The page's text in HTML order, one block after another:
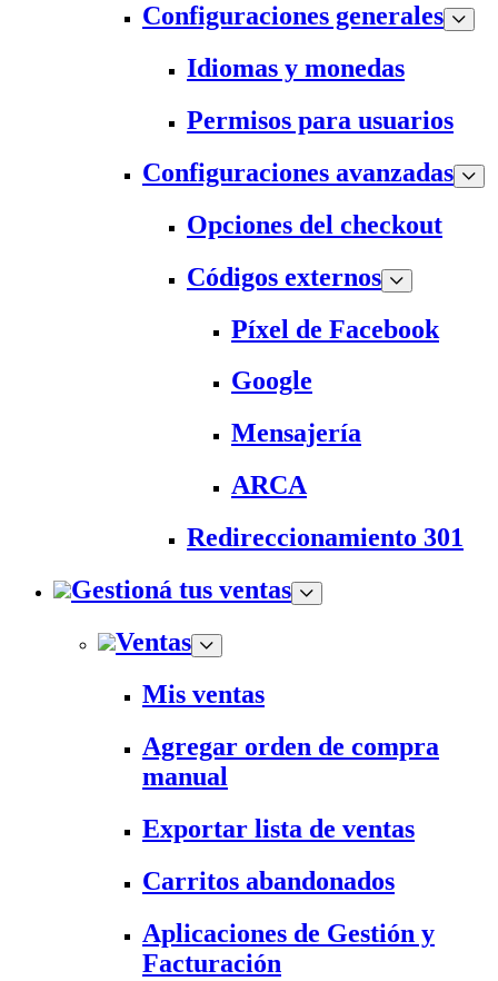
Configuraciones generales
Idiomas y monedas
Permisos para usuarios
Configuraciones avanzadas
Opciones del checkout
Códigos externos
Píxel de Facebook
Google
Mensajería
ARCA
Redireccionamiento 301
Gestioná tus ventas
Ventas
Mis ventas
Agregar orden de compra
manual
Exportar lista de ventas
Carritos abandonados
Aplicaciones de Gestión y
Facturación